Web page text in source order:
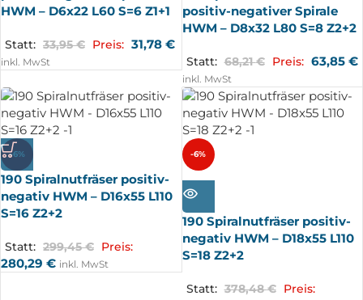
HWM – D6x22 L60 S=6 Z1+1
Statt: 33,95€ Preis: 31,78 €
inkl. MwSt
positiv-negativer Spirale
HWM – D8x32 L80 S=8 Z2+2
Statt: 68,21€ Preis: 63,85 €
inkl. MwSt
-6%
190 Spiralnutfräser positiv-
negativ HWM – D16x55 L110
S=16 Z2+2
Statt: 299,45€ Preis:
280,29 € inkl. MwSt
-6%
AUSV
ERKA
UFT
190 Spiralnutfräser positiv-
negativ HWM – D18x55 L110
S=18 Z2+2
Statt: 378,48€ Preis: